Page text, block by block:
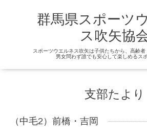
群馬県スポーツ
ス吹矢協
スポーツウエルネス吹矢は子供たちから、高齢
男女問わず誰でも安心して楽しめるス
支部たより
（中毛2）前橋・吉岡